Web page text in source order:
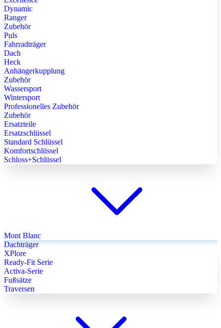
Dynamic
Ranger
Zubehör
Puls
Fahrradträger
Dach
Heck
Anhängerkupplung
Zubehör
Wassersport
Wintersport
Professionelles Zubehör
Zubehör
Ersatzteile
Ersatzschlüssel
Standard Schlüssel
Komfortschlüssel
Schloss+Schlüssel
Mont Blanc
Dachträger
XPlore
Ready-Fit Serie
Activa-Serie
Fußsätze
Traversen